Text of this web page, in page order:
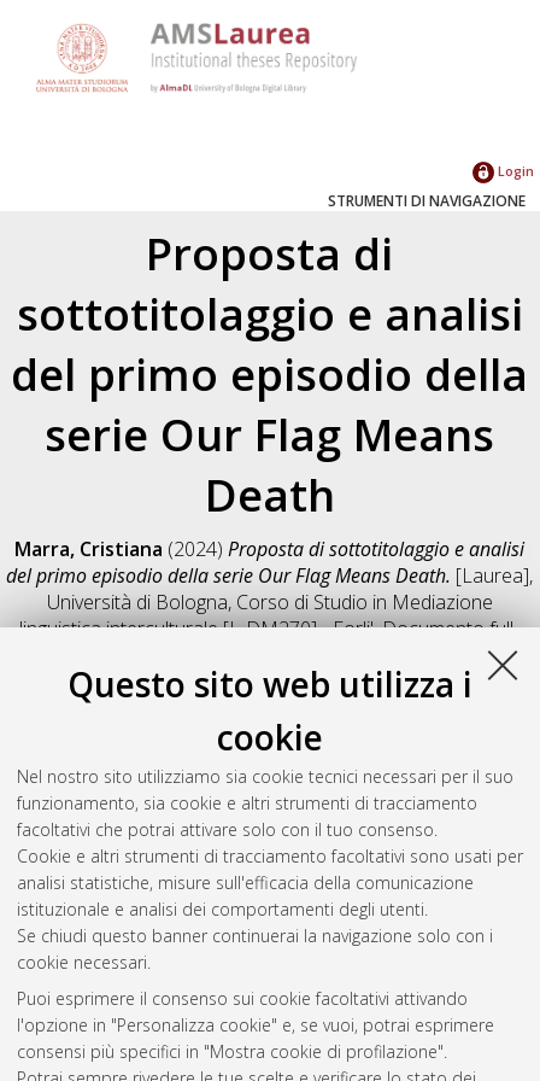
Questo sito web utilizza i
cookie
Nel nostro sito utilizziamo sia cookie tecnici necessari per il suo
funzionamento, sia cookie e altri strumenti di tracciamento
facoltativi che potrai attivare solo con il tuo consenso.
Cookie e altri strumenti di tracciamento facoltativi sono usati per
analisi statistiche, misure sull'efficacia della comunicazione
istituzionale e analisi dei comportamenti degli utenti.
Se chiudi questo banner continuerai la navigazione solo con i
cookie necessari.
Puoi esprimere il consenso sui cookie facoltativi attivando
l'opzione in "Personalizza cookie" e, se vuoi, potrai esprimere
consensi più specifici in "Mostra cookie di profilazione".
Login
STRUMENTI DI NAVIGAZIONE
Proposta di
sottotitolaggio e analisi
del primo episodio della
serie Our Flag Means
Death
Marra, Cristiana (2024)Proposta di sottotitolaggio e analisi
del primo episodio della serie Our Flag Means Death. [Laurea],
Università di Bologna, Corso di Studio in Mediazione
linguistica interculturale [L-DM270] - Forli', Documento full-
Salva citazione
Condividi
Il full-text non è disponibile per scelta dell'autore. (
Abstract
Altri metadati
Gestione del documento:
Atom
Rss 1.0